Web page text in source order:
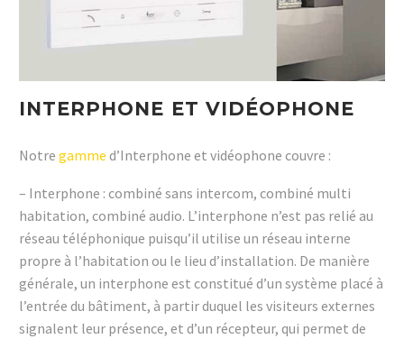
INTERPHONE ET VIDÉOPHONE
Notre gamme d’Interphone et vidéophone couvre :
– Interphone : combiné sans intercom, combiné multi
habitation, combiné audio. L’interphone n’est pas relié au
réseau téléphonique puisqu’il utilise un réseau interne
propre à l’habitation ou le lieu d’installation. De manière
générale, un interphone est constitué d’un système placé à
l’entrée du bâtiment, à partir duquel les visiteurs externes
signalent leur présence, et d’un récepteur, qui permet de